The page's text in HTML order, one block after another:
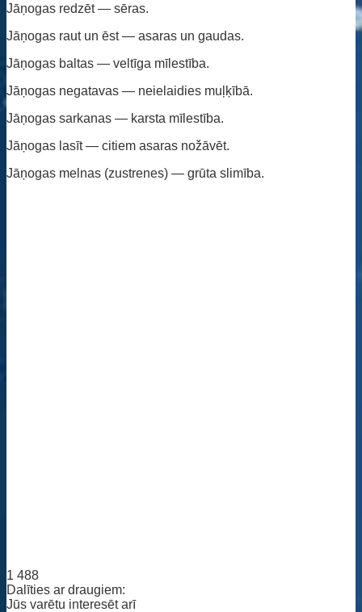
Jāņogas redzēt — sēras.
Jāņogas raut un ēst — asaras un gaudas.
Jāņogas baltas — veltīga mīlestība.
Jāņogas negatavas — neielaidies muļķībā.
Jāņogas sarkanas — karsta mīlestība.
Jāņogas lasīt — citiem asaras nožāvēt.
Jāņogas melnas (zustrenes) — grūta slimība.
1 488
Dalīties ar draugiem:
Jūs varētu interesēt arī